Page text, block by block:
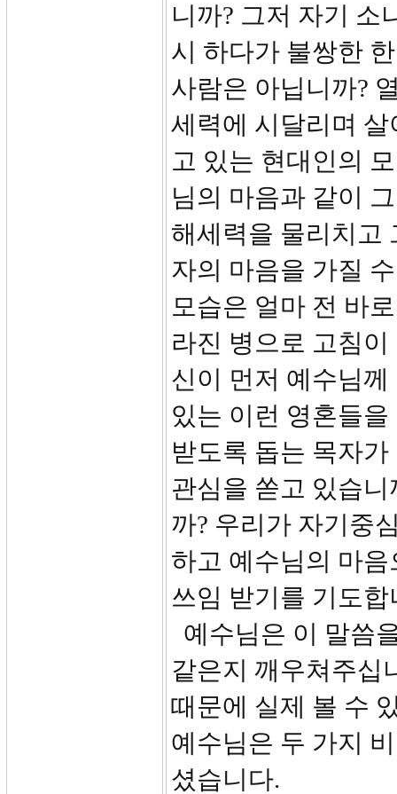
니까? 그저 자기 소
시 하다가 불쌍한
사람은 아닙니까?
세력에 시달리며
고 있는 현대인의
님의 마음과 같이
해세력을 물리치고
자의 마음을 가질
모습은 얼마 전 바
라진 병으로 고침
신이 먼저 예수님
있는 이런 영혼들
받도록 돕는 목자
관심을 쏟고 있습
까? 우리가 자기중
하고 예수님의 마
쓰임 받기를 기도합
예수님은 이 말씀
같은지 깨우쳐주십
때문에 실제 볼 수
예수님은 두 가지
셨습니다.